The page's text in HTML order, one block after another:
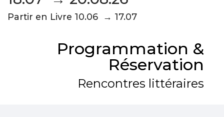
Partir en Livre 10.06 → 17.07
Programmation &
Réservation
Rencontres littéraires